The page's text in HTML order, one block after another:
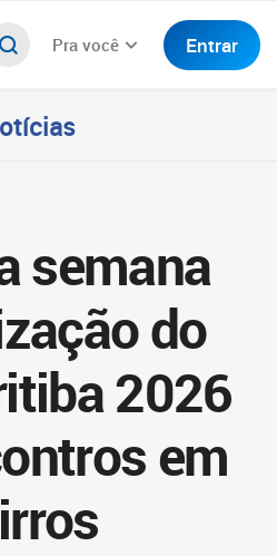
Pra você Entrar
semana
do
2026
em